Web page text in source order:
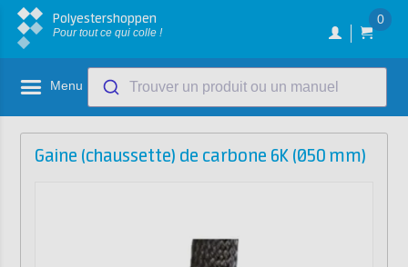
Polyestershoppen
Pour tout ce qui colle !
0
Menu Trouver un produit ou un manuel
Gaine (chaussette) de carbone 6K (Ø50 mm)